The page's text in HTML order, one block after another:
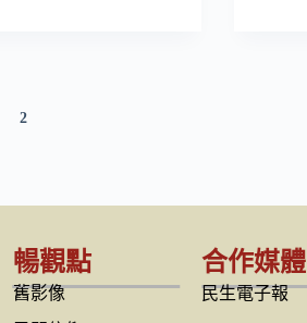
2
暢觀點
舊影像
合作媒體
民生電子報